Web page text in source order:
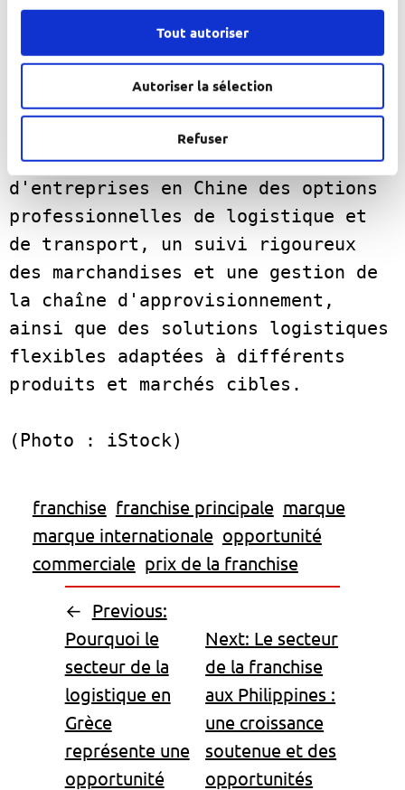
Tout autoriser
Autoriser la sélection
Refuser
un rôle essentiel, car elles
afin de répondre aux besoins
croissants des entreprises
chinoises. MBE offre à divers types
d'entreprises en Chine des options
professionnelles de logistique et
de transport, un suivi rigoureux
des marchandises et une gestion de
la chaîne d'approvisionnement,
ainsi que des solutions logistiques
flexibles adaptées à différents
produits et marchés cibles.
franchise franchise principale marque
marque internationale opportunité
commerciale prix de la franchise
← Previous:
Pourquoi le
secteur de la
logistique en
Grèce
représente une
opportunité
Next: Le secteur
de la franchise
aux Philippines :
une croissance
soutenue et des
opportunités